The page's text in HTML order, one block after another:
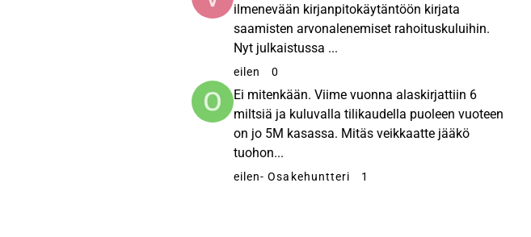
ilmenevään kirjanpitokäytäntöön kirjata
saamisten arvonalenemiset rahoituskuluihin.
Nyt julkaistussa ...
eilen 0
Ei mitenkään. Viime vuonna alaskirjattiin 6
miltsiä ja kuluvalla tilikaudella puoleen vuoteen
on jo 5M kasassa. Mitäs veikkaatte jääkö
tuohon...
eilen- Osakehuntteri 1